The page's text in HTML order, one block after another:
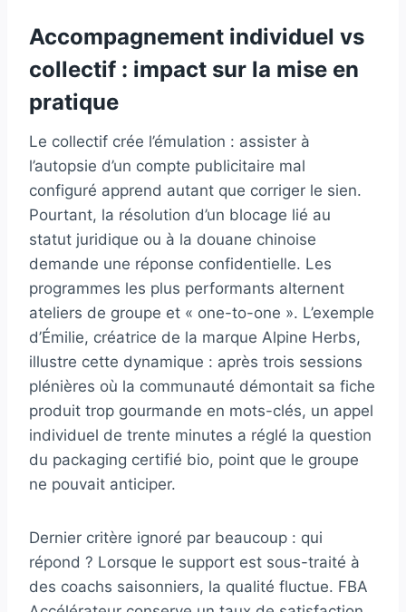
Accompagnement individuel vs
collectif : impact sur la mise en
pratique
Le collectif crée l’émulation : assister à
l’autopsie d’un compte publicitaire mal
configuré apprend autant que corriger le sien.
Pourtant, la résolution d’un blocage lié au
statut juridique ou à la douane chinoise
demande une réponse confidentielle. Les
programmes les plus performants alternent
ateliers de groupe et « one-to-one ». L’exemple
d’Émilie, créatrice de la marque Alpine Herbs,
illustre cette dynamique : après trois sessions
plénières où la communauté démontait sa fiche
produit trop gourmande en mots-clés, un appel
individuel de trente minutes a réglé la question
du packaging certifié bio, point que le groupe
ne pouvait anticiper.
Dernier critère ignoré par beaucoup : qui
répond ? Lorsque le support est sous-traité à
des coachs saisonniers, la qualité fluctue. FBA